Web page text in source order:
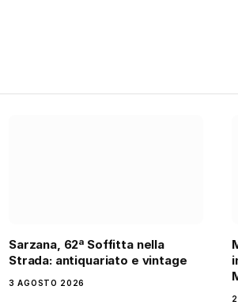
Sarzana, 62ª Soffitta nella
Strada: antiquariato e vintage
3 AGOSTO 2026